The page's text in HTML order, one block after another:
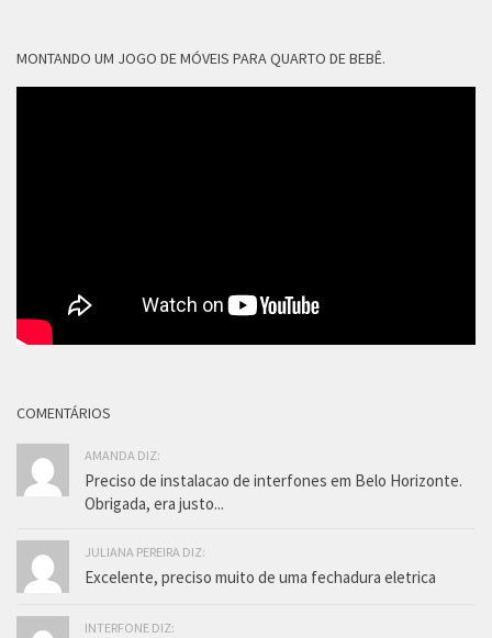
MONTANDO UM JOGO DE MÓVEIS PARA QUARTO DE BEBÊ.
COMENTÁRIOS
AMANDA DIZ:
Preciso de instalacao de interfones em Belo Horizonte.
Obrigada, era justo...
JULIANA PEREIRA DIZ:
Excelente, preciso muito de uma fechadura eletrica
INTERFONE DIZ: